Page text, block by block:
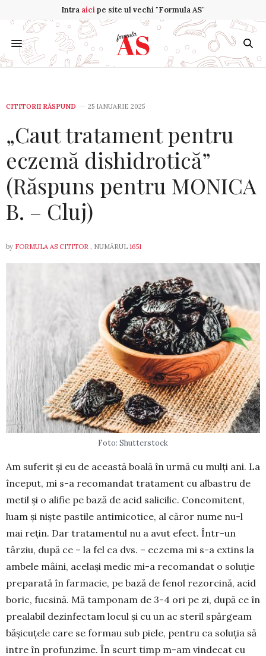
Intra aicipe site ul vechi "Formula AS"
CITITORII RĂSPUND 25 IANUARIE 2025
„Caut tratament pentru
eczemă dishidrotică”
(Răspuns pentru MONICA
B. – Cluj)
by FORMULA AS CITITOR , NUMĂRUL 1651
Foto: Shutterstock
Am suferit și eu de această boală în urmă cu mulți ani. La
început, mi s-a recomandat tratament cu al­bas­tru de
metil și o alifie pe bază de acid sa­licilic. Con­comitent,
luam și niște pastile anti­micotice, al căror nume nu-l
mai rețin. Dar tra­tamentul nu a avut efect. Într-un
târziu, după ce – la fel ca dvs. – eczema mi s-a extins la
ambele mâini, același medic mi-a re­co­mandat o soluție
preparată în farmacie, pe bază de fenol rezorcină, acid
boric, fucsină. Mă tam­ponam de 3-4 ori pe zi, după ce în
prealabil de­zin­fectam locul și cu un ac ste­ril spărgeam
bășicuțele care se formau sub piele, pen­tru ca soluția să
intre în profunzime. În scurt timp m-am vindecat cu